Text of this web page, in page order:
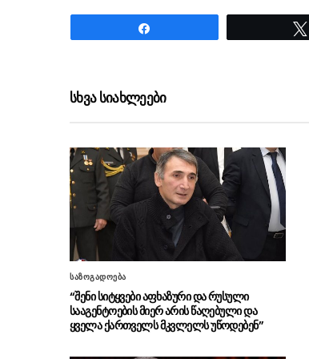
სხვა სიახლეები
საზოგადოება
“შენი სიტყვები აფხაზური და რუსული
სააგენტოების მიერ არის წაღებული და
ყველა ქართველს მკვლელს უწოდებენ”